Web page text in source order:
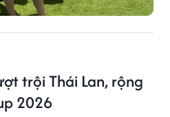
trội Thái Lan, rộng
2026